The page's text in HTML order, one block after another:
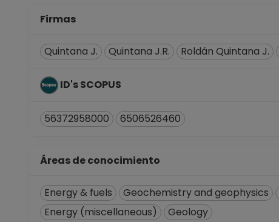
Firmas
Quintana J. Quintana J.R. Roldán Quintana J.
ID's SCOPUS
56372958000 6506526460
Áreas de conocimiento
Energy & fuels Geochemistry and geophysics
Energy (miscellaneous)
Geology